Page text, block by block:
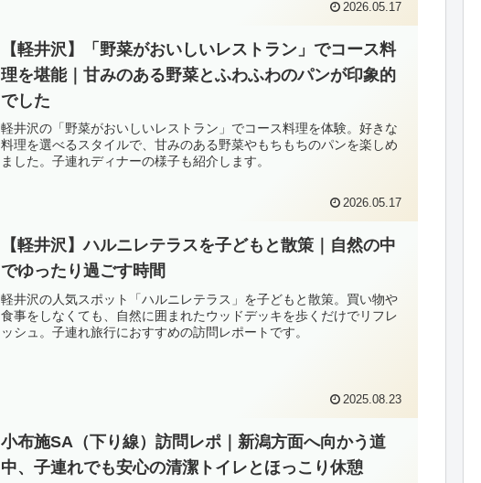
2026.05.17
【軽井沢】「野菜がおいしいレストラン」でコース料
理を堪能｜甘みのある野菜とふわふわのパンが印象的
でした
軽井沢の「野菜がおいしいレストラン」でコース料理を体験。好きな
料理を選べるスタイルで、甘みのある野菜やもちもちのパンを楽しめ
ました。子連れディナーの様子も紹介します。
2026.05.17
【軽井沢】ハルニレテラスを子どもと散策｜自然の中
でゆったり過ごす時間
軽井沢の人気スポット「ハルニレテラス」を子どもと散策。買い物や
食事をしなくても、自然に囲まれたウッドデッキを歩くだけでリフレ
ッシュ。子連れ旅行におすすめの訪問レポートです。
2025.08.23
小布施SA（下り線）訪問レポ｜新潟方面へ向かう道
中、子連れでも安心の清潔トイレとほっこり休憩